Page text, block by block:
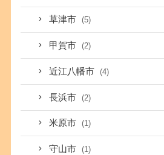
草津市 (5)
甲賀市 (2)
近江八幡市 (4)
長浜市 (2)
米原市 (1)
守山市 (1)